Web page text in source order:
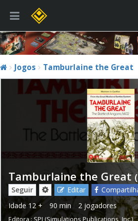
Jogos Tamburlaine the Great
Tamburlaine the Great
Seguir Editar
Idade12 + 90 min 2 jogadores
Editora : SPI (Simulations Publications, Inc.)